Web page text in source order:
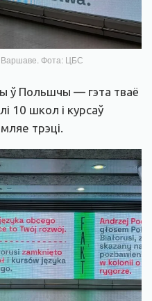
Фота: ЦБС
ў Польшчы — гэта тваё
10 школ і курсаў
трэці.